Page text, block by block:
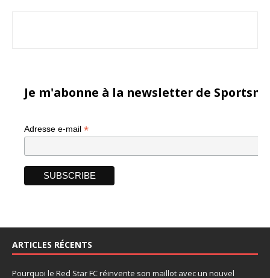
Je m'abonne à la newsletter de
Adresse e-mail *
ARTICLES RÉCENTS
Pourquoi le Red Star FC réinvente son maillot avec un nouvel